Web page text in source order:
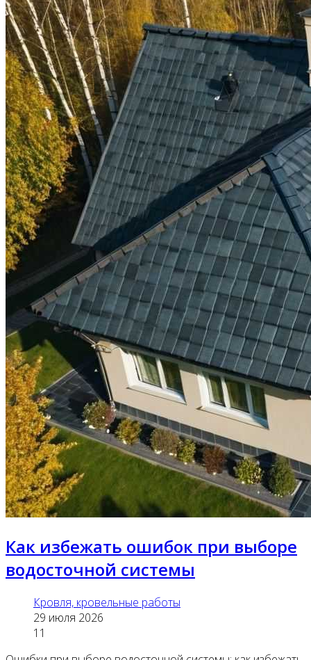
Как избежать ошибок при выборе
водосточной системы
Кровля, кровельные работы
29 июля 2026
11